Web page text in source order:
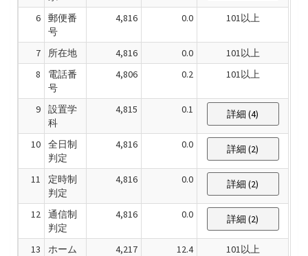
6
郵便番
号
4,816 0.0 101以上
7 所在地 4,816 0.0
101以上
8
電話番
号
4,806 0.2 101以上
9
設置学
科
4,815 0.1 詳細 (4)
10
全日制
判定
4,816 0.0 詳細 (2)
11
定時制
判定
4,816 0.0 詳細 (2)
12
通信制
判定
4,816 0.0 詳細 (2)
13
ホーム
4,217 12.4 101以上